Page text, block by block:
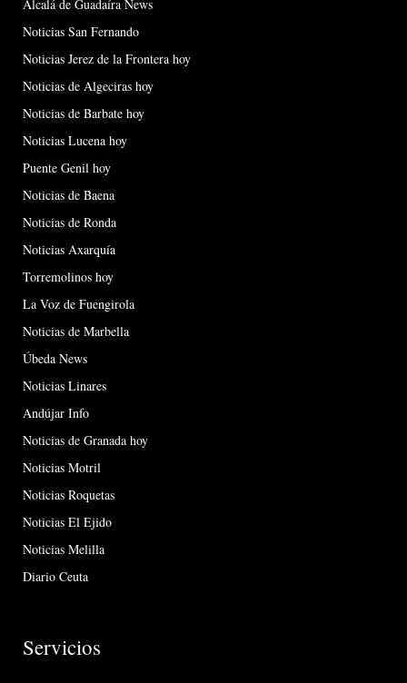
Alcalá de Guadaíra News
Noticias San Fernando
Noticias Jerez de la Frontera hoy
Noticias de Algeciras hoy
Noticias de Barbate hoy
Noticias Lucena hoy
Puente Genil hoy
Noticias de Baena
Noticias de Ronda
Noticias Axarquía
Torremolinos hoy
La Voz de Fuengirola
Noticias de Marbella
Úbeda News
Noticias Linares
Andújar Info
Noticias de Granada hoy
Noticias Motril
Noticias Roquetas
Noticias El Ejido
Noticias Melilla
Diario Ceuta
Servicios